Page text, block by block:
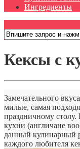
Ингредиенты
Кексы с
Замечательного
милые, самая
праздничному
кухни (англичане
данный кулинарный
каждого любителя